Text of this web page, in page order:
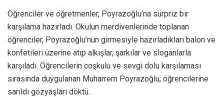
Öğrenciler ve öğretmenler, Poyrazoğlu’na sürpriz bir
karşılama hazırladı. Okulun merdivenlerinde toplanan
öğrenciler, Poyrazoğlu’nun girmesiyle hazırladıkları balon ve
konfetileri üzerine atıp alkışlar, şarkılar ve sloganlarla
karşıladı. Öğrencilerin coşkulu ve sevgi dolu karşılaması
sırasında duygulanan Muharrem Poyrazoğlu, öğrencilerine
sarıldı gözyaşları döktü.